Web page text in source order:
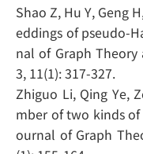
Shao Z, Hu Y, Geng
eddings of pseudo-
nal of Graph Theory
3, 11(1): 317-327.
Zhiguo Li, Qing Ye,
mber of two kinds
ournal of Graph